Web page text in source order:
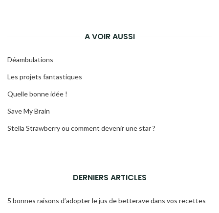
A VOIR AUSSI
Déambulations
Les projets fantastiques
Quelle bonne idée !
Save My Brain
Stella Strawberry ou comment devenir une star ?
DERNIERS ARTICLES
5 bonnes raisons d’adopter le jus de betterave dans vos recettes